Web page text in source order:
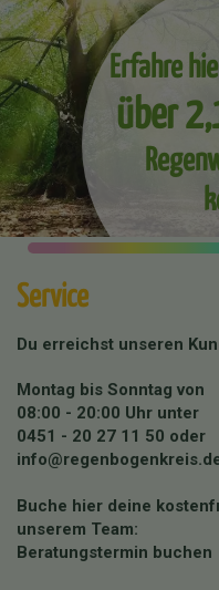
Erfahre
über
Service
Du erreichst unseren
Montag bis Sonntag von
08:00 - 20:00 Uhr unter
0451 - 20 27 11 50 oder
Buche hier deine
unserem Team:
Beratungstermin buchen